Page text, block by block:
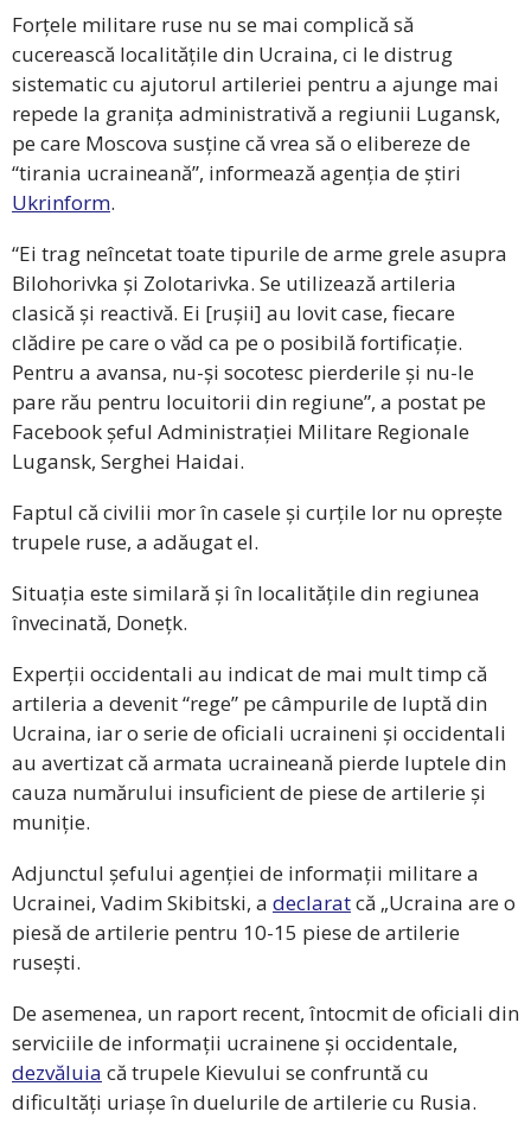
Forțele militare ruse nu se mai complică să
cucerească localitățile din Ucraina, ci le distrug
sistematic cu ajutorul artileriei pentru a ajunge mai
repede la granița administrativă a regiunii Lugansk,
pe care Moscova susține că vrea să o elibereze de
“tirania ucraineană”, informează agenția de știri
Ukrinform.
“Ei trag neîncetat toate tipurile de arme grele asupra
Bilohorivka și Zolotarivka. Se utilizează artileria
clasică și reactivă. Ei [rușii] au lovit case, fiecare
clădire pe care o văd ca pe o posibilă fortificație.
Pentru a avansa, nu-și socotesc pierderile și nu-le
pare rău pentru locuitorii din regiune”, a postat pe
Facebook șeful Administrației Militare Regionale
Lugansk, Serghei Haidai.
Faptul că civilii mor în casele și curțile lor nu oprește
trupele ruse, a adăugat el.
Situația este similară și în localitățile din regiunea
învecinată, Donețk.
Experții occidentali au indicat de mai mult timp că
artileria a devenit “rege” pe câmpurile de luptă din
Ucraina, iar o serie de oficiali ucraineni și occidentali
au avertizat că armata ucraineană pierde luptele din
cauza numărului insuficient de piese de artilerie și
muniție.
Adjunctul șefului agenției de informații militare a
Ucrainei, Vadim Skibitski, a declaratcă „Ucraina are o
piesă de artilerie pentru 10-15 piese de artilerie
rusești.
De asemenea, un raport recent, întocmit de oficiali din
serviciile de informații ucrainene și occidentale,
dezvăluia că trupele Kievului se confruntă cu
dificultăți uriașe în duelurile de artilerie cu Rusia.